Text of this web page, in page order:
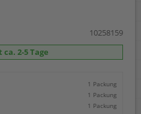
10258159
2-5 Tage
1 Packung
1 Packung
1 Packung